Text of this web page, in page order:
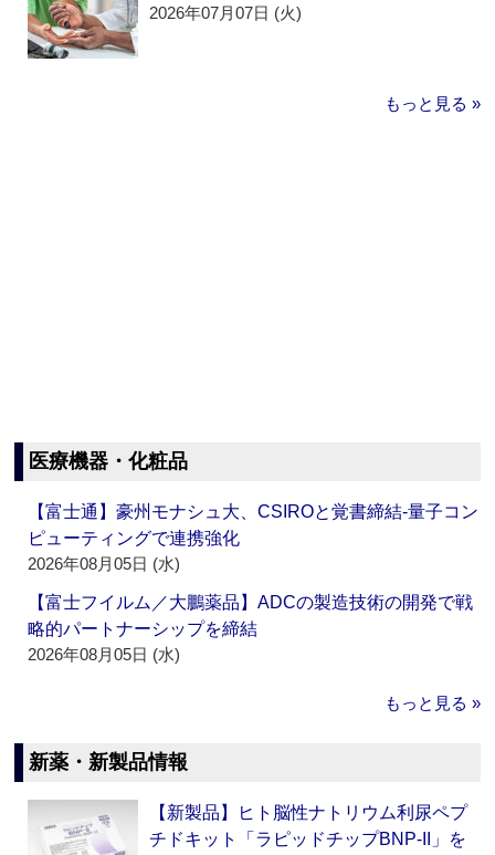
2026年07月07日 (火)
もっと見る »
医療機器・化粧品
【富士通】豪州モナシュ大、CSIROと覚書締結‐量子コン
ピューティングで連携強化
2026年08月05日 (水)
【富士フイルム／大鵬薬品】ADCの製造技術の開発で戦
略的パートナーシップを締結
2026年08月05日 (水)
もっと見る »
新薬・新製品情報
【新製品】ヒト脳性ナトリウム利尿ペプ
チドキット「ラピッドチップBNP-II」を